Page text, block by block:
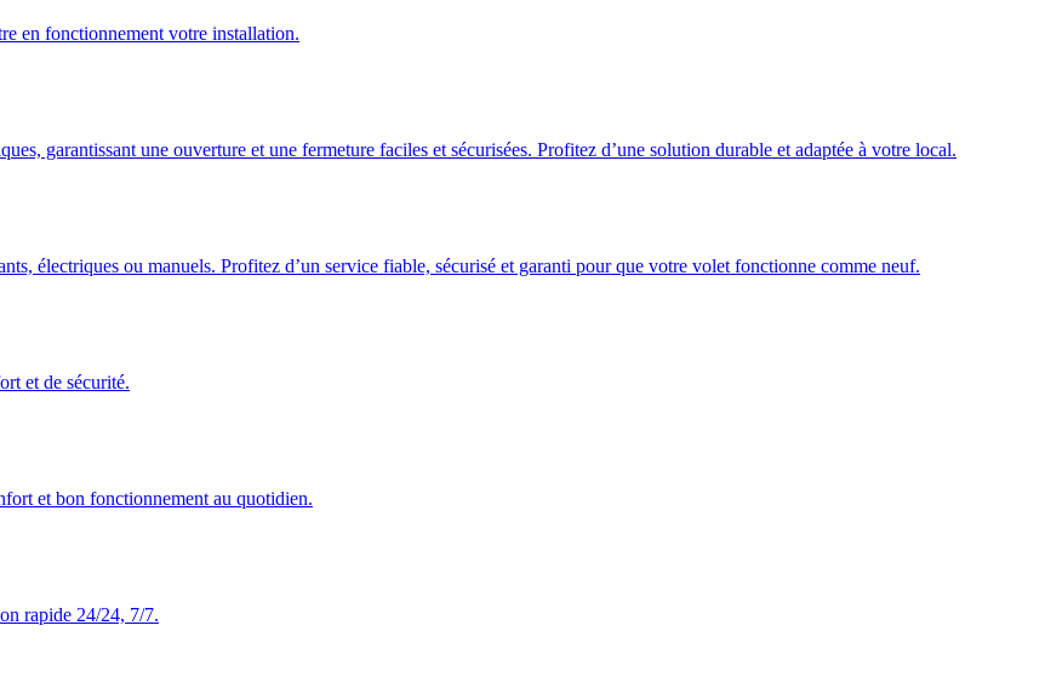
en fonctionnement votre installation.
garantissant une ouverture et une fermeture faciles et sécurisées. Profitez d’une solution durable et adaptée à votre local.
électriques ou manuels. Profitez d’un service fiable, sécurisé et garanti pour que votre volet fonctionne comme neuf.
et de sécurité.
et bon fonctionnement au quotidien.
rapide 24/24, 7/7.